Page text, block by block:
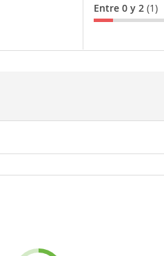
Entre 0 y 2 (1)